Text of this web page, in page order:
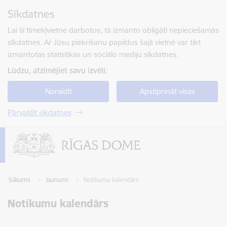
Sīkdatnes
Lai šī tīmekļvietne darbotos, tā izmanto obligāti nepieciešamās
sīkdatnes. Ar Jūsu piekrišanu papildus šajā vietnē var tikt
izmantotas statistikas un sociālo mediju sīkdatnes.
Lūdzu, atzīmējiet savu izvēli:
Noraidīt Apstiprināt visas
Pārvaldīt sīkdatnes
Sākums Jaunumi Notikumu kalendārs
Notikumu kalendārs